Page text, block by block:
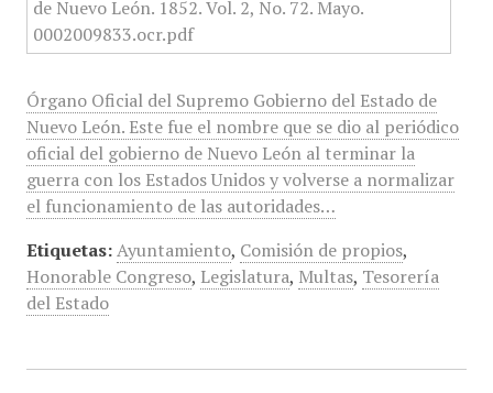
Órgano Oficial del Supremo Gobierno del Estado de
Nuevo León. Este fue el nombre que se dio al periódico
oficial del gobierno de Nuevo León al terminar la
guerra con los Estados Unidos y volverse a normalizar
el funcionamiento de las autoridades…
Etiquetas: Ayuntamiento, Comisión de propios,
Honorable Congreso, Legislatura, Multas, Tesorería
del Estado